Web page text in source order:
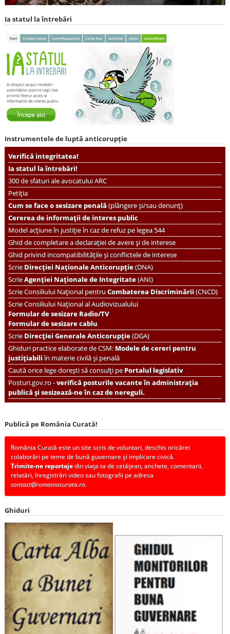
Ia statul la întrebări
Instrumentele de luptă anticorupție
Verifică integritatea!
Ia statul la întrebări!
300 de sfaturi ale avocatului ARC
Petiția
Cum se face o sesizare penală(plângere și/sau denunț)
Cererea de informații de interes public
Model acțiune în justiție în caz de refuz pe legea 544
Ghid de completare a declarației de avere și de interese
Ghid privind incompatibilitățile și conflictele de interese
ScrieDirecției Naționale Anticorupție(DNA)
ScrieAgenției Naționale de Integritate(ANI)
ScrieConsiliului Național pentruCombaterea Discriminării(CNCD)
Scrie Consiliului Național al Audiovizualului
Formular de sesizare Radio/TV
Formular de sesizare cablu
ScrieDirecției Generale Anticorupție(DGA)
Ghiduri practice elaborate de CSM: Modele de cereri pentru
justițiabiliîn materie civilă și penală
Caută orice lege dorești să consulți pePortalul legislativ
Posturi.gov.ro -verifică posturile vacante în administrația
publică și sesizează-ne în caz de nereguli.
Publică pe România Curată!
România Curată este un site scris de voluntari, deschis oricărei
colaborări pe teme de bună guvernare și implicare civică.
Trimite-ne reportajedin viața ta de cetățean, anchete, comentarii,
relatări, înregistrări video sau fotografii pe adresa
contact@romaniacurata.ro.
Ghiduri